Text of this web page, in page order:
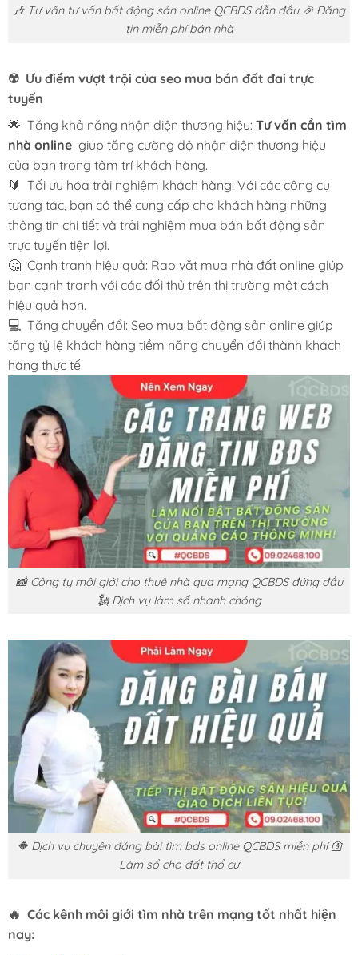
🎶 Tư vấn tư vấn bất động sản online QCBDS dẫn đầu 🎉 Đăng
tin miễn phí bán nhà
☢️ Ưu điểm vượt trội của seo mua bán đất đai trực
tuyến
🌟 Tăng khả năng nhận diện thương hiệu: Tư vấn cần tìm
nhà online giúp tăng cường độ nhận diện thương hiệu
của bạn trong tâm trí khách hàng.
🔰 Tối ưu hóa trải nghiệm khách hàng: Với các công cụ
tương tác, bạn có thể cung cấp cho khách hàng những
thông tin chi tiết và trải nghiệm mua bán bất động sản
trực tuyến tiện lợi.
🤔 Cạnh tranh hiệu quả: Rao vặt mua nhà đất online giúp
bạn cạnh tranh với các đối thủ trên thị trường một cách
hiệu quả hơn.
💻 Tăng chuyển đổi: Seo mua bất động sản online giúp
tăng tỷ lệ khách hàng tiềm năng chuyển đổi thành khách
hàng thực tế.
📸 Công ty môi giới cho thuê nhà qua mạng QCBDS đứng đầu
🗽 Dịch vụ làm sổ nhanh chóng
🔶 Dịch vụ chuyên đăng bài tìm bds online QCBDS miễn phí 🛐
Làm sổ cho đất thổ cư
🔥 Các kênh môi giới tìm nhà trên mạng tốt nhất hiện
nay: